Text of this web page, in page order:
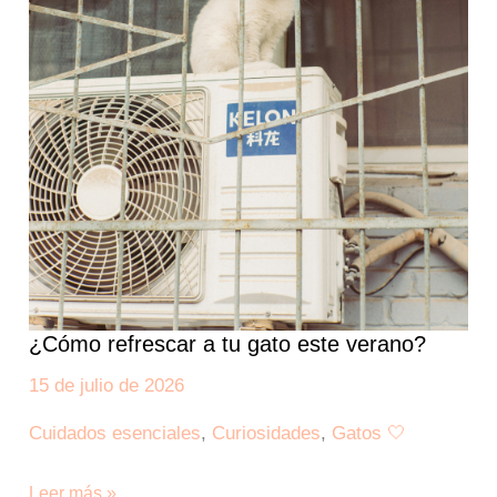
¿Cómo refrescar a tu gato este verano?
15 de julio de 2026
Cuidados esenciales, Curiosidades, Gatos 🤍
Leer más »